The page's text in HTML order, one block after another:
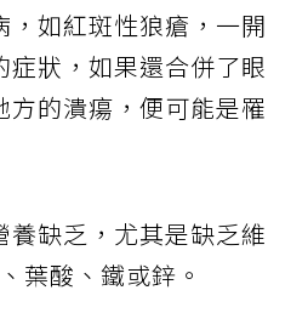
，如紅斑性狼瘡，一開
狀，如果還合併了眼
方的潰瘍，便可能是罹
養缺乏，尤其是缺乏維
葉酸、鐵或鋅。